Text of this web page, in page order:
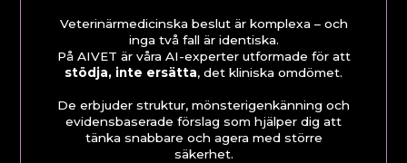
Veterinärmedicinska beslut är komplexa – och
inga två fall är identiska.
På AIVET är våra AI-experter utformade för att
stödja, inte ersätta, det kliniska omdömet.
De erbjuder struktur, mönsterigenkänning och
evidensbaserade förslag som hjälper dig att
tänka snabbare och agera med större
säkerhet.